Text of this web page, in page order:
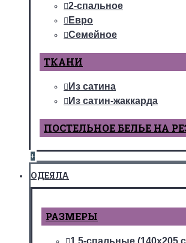
2-спальное
Евро
Семейное
ТКАНИ
Из сатина
Из сатин-жаккарда
ПОСТЕЛЬНОЕ БЕЛЬЕ НА
+
ОДЕЯЛА
РАЗМЕРЫ
1,5-спальные (140х205